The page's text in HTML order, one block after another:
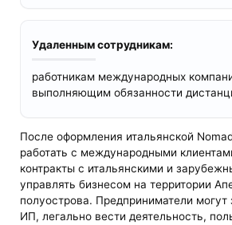
Удаленным сотрудникам:
работникам международных
выполняющим обязанности
После оформления итальянской
работать с международными
контракты с итальянскими и
управлять бизнесом на территории
полуострова. Предприниматели могут
ИП, легально вести деятельность,